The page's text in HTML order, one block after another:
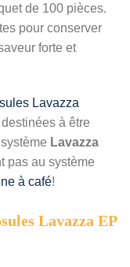
de 100 pièces.
pour conserver
forte et
Lavazza
à être
Lavazza
pas au système
à café!
Lavazza EP